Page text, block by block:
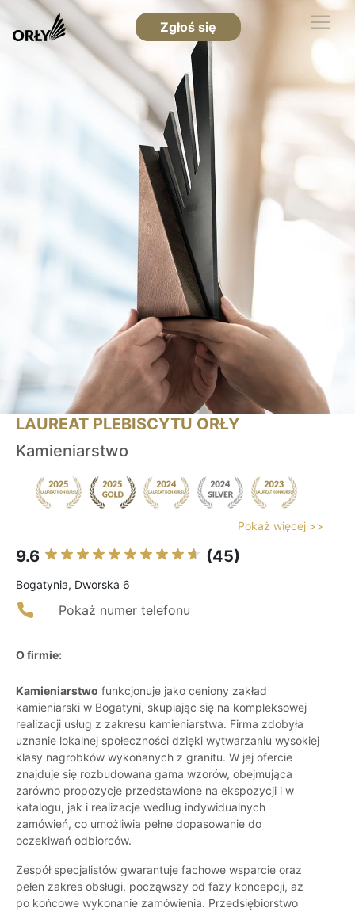
Zgłoś się
LAUREAT PLEBISCYTU ORŁY
Kamieniarstwo
Pokaż więcej >>
9.6 (45)
Bogatynia, Dworska 6
Pokaż numer telefonu
O firmie:
Kamieniarstwo funkcjonuje jako ceniony zakład
kamieniarski w Bogatyni, skupiając się na kompleksowej
realizacji usług z zakresu kamieniarstwa. Firma zdobyła
uznanie lokalnej społeczności dzięki wytwarzaniu wysokiej
klasy nagrobków wykonanych z granitu. W jej ofercie
znajduje się rozbudowana gama wzorów, obejmująca
zarówno propozycje przedstawione na ekspozycji i w
katalogu, jak i realizacje według indywidualnych
zamówień, co umożliwia pełne dopasowanie do
oczekiwań odbiorców.
Zespół specjalistów gwarantuje fachowe wsparcie oraz
pełen zakres obsługi, począwszy od fazy koncepcji, aż
po końcowe wykonanie zamówienia. Przedsiębiorstwo